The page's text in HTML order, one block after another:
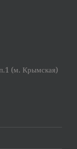
(м. Крымская)